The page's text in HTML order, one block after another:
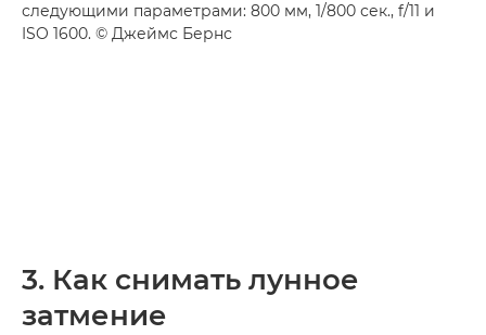
следующими параметрами: 800 мм, 1/800 сек., f/11 и
ISO 1600. © Джеймс Бернс
3. Как снимать лунное
затмение